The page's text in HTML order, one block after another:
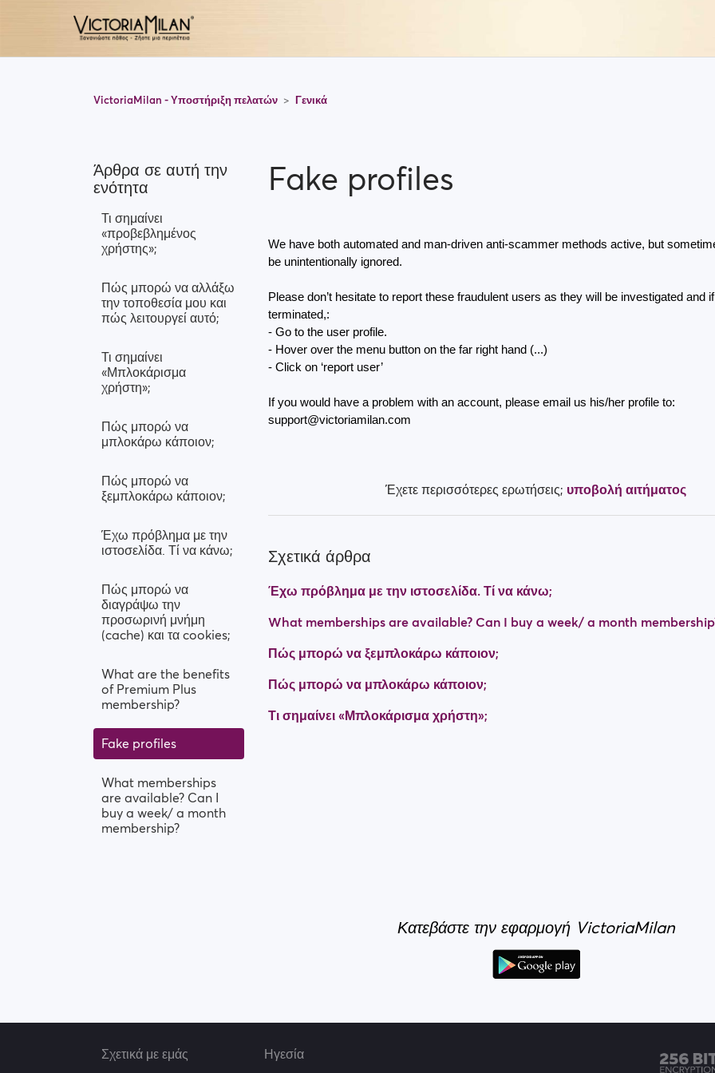
VictoriaMilan - Υποστήριξη πελατών Γενικά
Άρθρα σε αυτή την
ενότητα
Τι σημαίνει
«προβεβλημένος
χρήστης»;
Πώς μπορώ να αλλάξω
την τοποθεσία μου και
πώς λειτουργεί αυτό;
Τι σημαίνει
«Μπλοκάρισμα
χρήστη»;
Πώς μπορώ να
μπλοκάρω κάποιον;
Πώς μπορώ να
ξεμπλοκάρω κάποιον;
Έχω πρόβλημα με την
ιστοσελίδα. Τί να κάνω;
Πώς μπορώ να
διαγράψω την
προσωρινή μνήμη
(cache) και τα cookies;
What are the benefits
of Premium Plus
membership?
Fake profiles
What memberships
are available? Can I
buy a week/ a month
membership?
Fake profiles
We have both automated and man-driven anti-scammer methods active, but
be unintentionally ignored.
Please don’t hesitate to report these fraudulent users as they will be investigated and
terminated,:
- Go to the user profile.
- Hover over the menu button on the far right hand (...)
- Click on ‘report user’
If you would have a problem with an account, please email us his/her profile to:
support@victoriamilan.com
Έχετε περισσότερες ερωτήσεις; υποβολή αιτήματος
Σχετικά άρθρα
Έχω πρόβλημα με την ιστοσελίδα. Τί να κάνω;
What memberships are available? Can I buy a week/ a month
Πώς μπορώ να ξεμπλοκάρω κάποιον;
Πώς μπορώ να μπλοκάρω κάποιον;
Τι σημαίνει «Μπλοκάρισμα χρήστη»;
Κατεβάστε την εφαρμογή VictoriaMilan
Σχετικά με εμάς Ηγεσία